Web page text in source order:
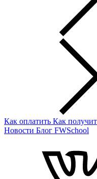
Как оплатить Как
Новости Блог FWSchool